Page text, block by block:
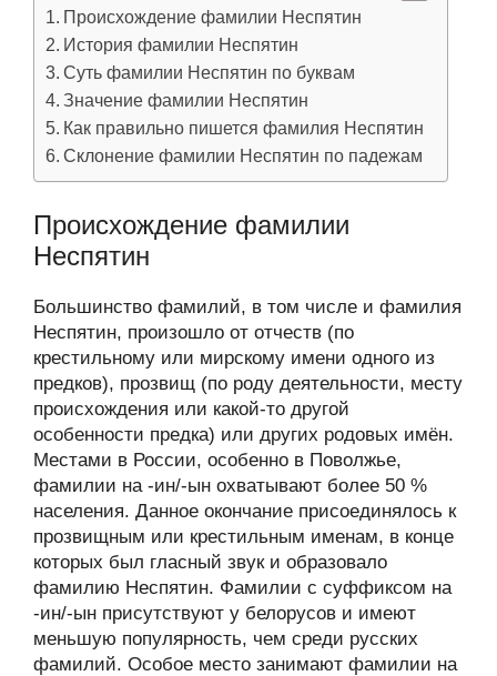
Происхождение фамилии Неспятин
История фамилии Неспятин
Суть фамилии Неспятин по буквам
Значение фамилии Неспятин
Как правильно пишется фамилия Неспятин
Склонение фамилии Неспятин по падежам
Происхождение фамилии
Неспятин
Большинство фамилий, в том числе и фамилия
Неспятин, произошло от отчеств (по
крестильному или мирскому имени одного из
предков), прозвищ (по роду деятельности, месту
происхождения или какой-то другой
особенности предка) или других родовых имён.
Местами в России, особенно в Поволжье,
фамилии на -ин/-ын охватывают более 50 %
населения. Данное окончание присоединялось к
прозвищным или крестильным именам, в конце
которых был гласный звук и образовало
фамилию Неспятин. Фамилии с суффиксом на
-ин/-ын присутствуют у белорусов и имеют
меньшую популярность, чем среди русских
фамилий. Особое место занимают фамилии на